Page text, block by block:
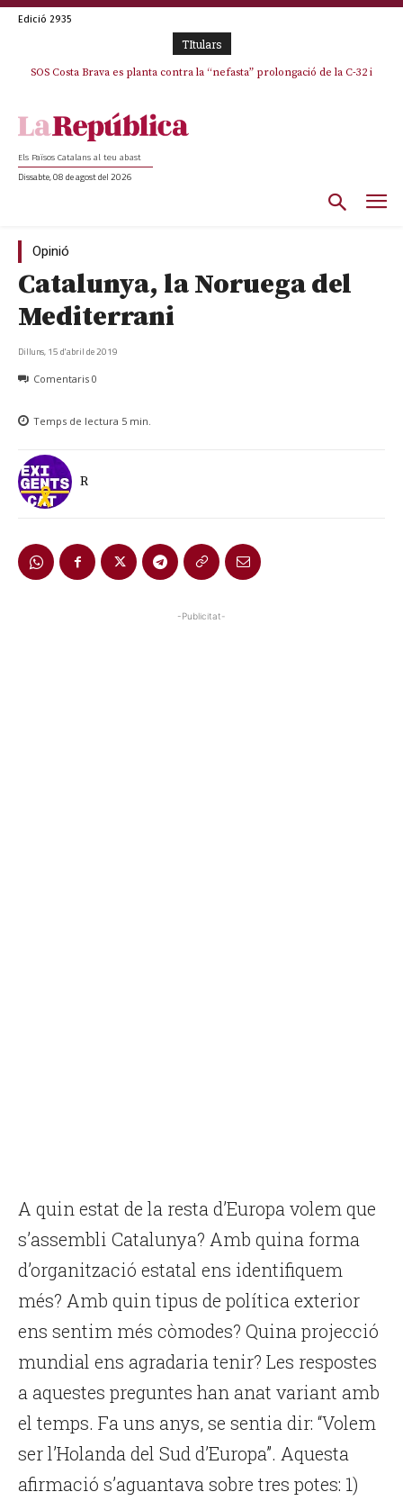
Edició 2935
TItulars
SOS Costa Brava es planta contra la “nefasta” prolongació de la C-32 i
Els Països Catalans al teu abast
Dissabte, 08 de agost del 2026
Opinió
Catalunya, la Noruega del
Mediterrani
Dilluns, 15 d'abril de 2019
Comentaris 0
Temps de lectura 5 min.
R
-Publicitat-
A quin estat de la resta d’Europa volem que
s’assembli Catalunya? Amb quina forma
d’organització estatal ens identifiquem
més? Amb quin tipus de política exterior
ens sentim més còmodes? Quina projecció
mundial ens agradaria tenir? Les respostes
a aquestes preguntes han anat variant amb
el temps. Fa uns anys, se sentia dir: “Volem
ser l’Holanda del Sud d’Europa”. Aquesta
afirmació s’aguantava sobre tres potes: 1)